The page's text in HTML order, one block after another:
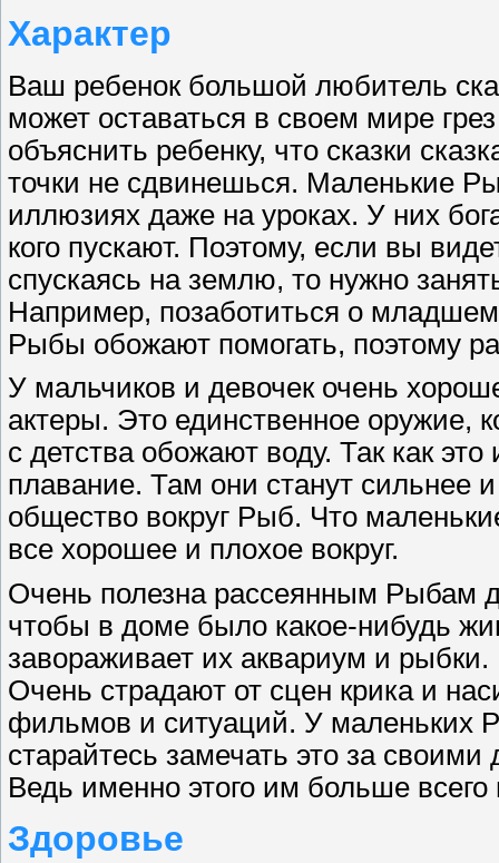
Характер
Ваш ребенок большой любитель
может оставаться в своем мире
объяснить ребенку, что сказки
точки не сдвинешься. Маленькие
иллюзиях даже на уроках. У них
кого пускают. Поэтому, если вы
спускаясь на землю, то нужно
Например, позаботиться о
Рыбы обожают помогать, поэтому
У мальчиков и девочек очень
актеры. Это единственное
с детства обожают воду. Так как
плавание. Там они станут сильнее
общество вокруг Рыб. Что
все хорошее и плохое вокруг.
Очень полезна рассеянным Рыбам
чтобы в доме было какое-нибудь
завораживает их аквариум и
Очень страдают от сцен крика и
фильмов и ситуаций. У маленьких
старайтесь замечать это за
Ведь именно этого им больше всего
Здоровье